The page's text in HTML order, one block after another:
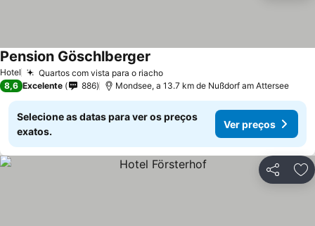
Hotel Quartos com vista para o riacho
Pension Göschlberger
8,6 Excelente 886 Mondsee, a 13.7 km de Nußdorf am Attersee
Selecione as datas para ver os preços
exatos.
Ver preços
Partilhar